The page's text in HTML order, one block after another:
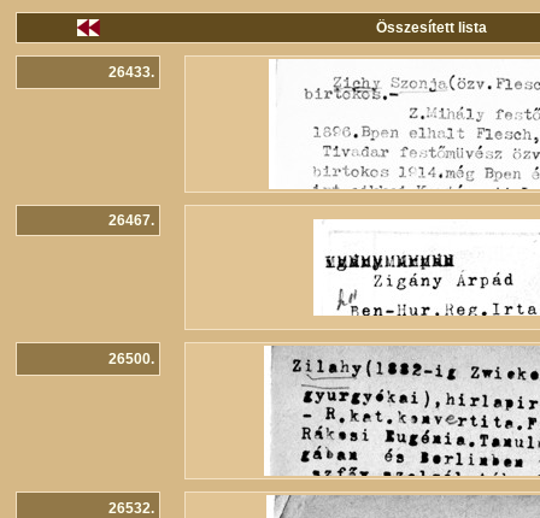
Összesített lista
26433.
26467.
26500.
26532.